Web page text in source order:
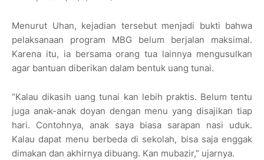
Menurut Uhan, kejadian tersebut menjadi bukti bahwa
pelaksanaan program MBG belum berjalan maksimal.
Karena itu, ia bersama orang tua lainnya mengusulkan
agar bantuan diberikan dalam bentuk uang tunai.
“Kalau dikasih uang tunai kan lebih praktis. Belum tentu
juga anak-anak doyan dengan menu yang disajikan tiap
hari. Contohnya, anak saya biasa sarapan nasi uduk.
Kalau dapat menu berbeda di sekolah, bisa saja enggak
dimakan dan akhirnya dibuang. Kan mubazir,” ujarnya.